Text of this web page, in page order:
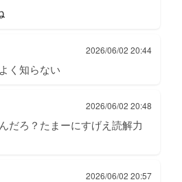
2026/06/02 20:44
く知らない
2026/06/02 20:48
だろ？たまーにすげえ読解力
2026/06/02 20:57